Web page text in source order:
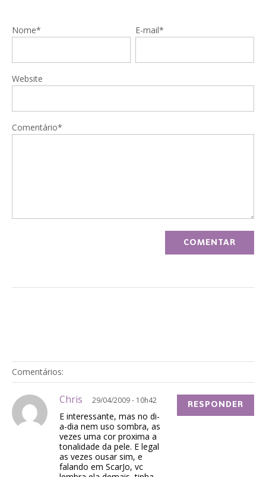
Nome* E-mail*
Website
Comentário*
Comentários:
Chris 29/04/2009 - 10h42
E interessante, mas no di-
a-dia nem uso sombra, as
vezes uma cor proxima a
tonalidade da pele. E legal
as vezes ousar sim, e
falando em ScarJo, vc
RESPONDER